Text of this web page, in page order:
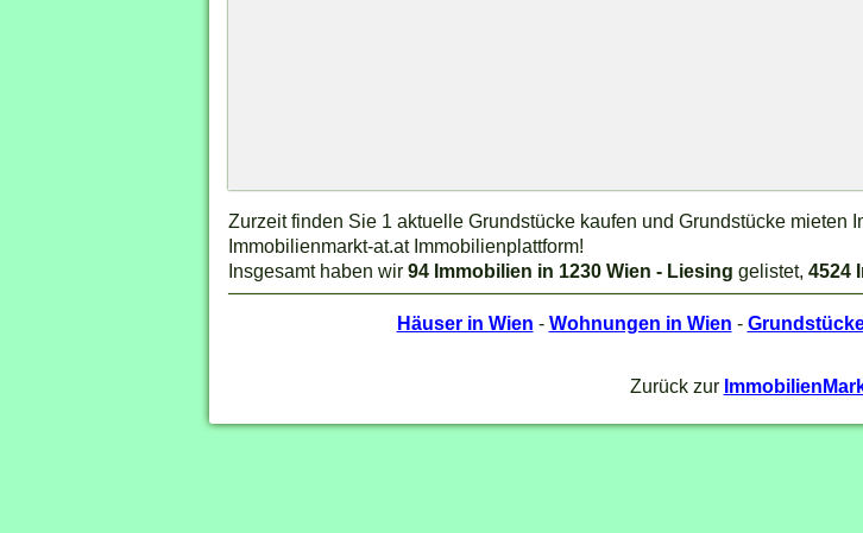
Zurzeit finden Sie 1 aktuelle Grundstücke kaufen und Grundstücke mieten
Immobilienmarkt-at.at Immobilienplattform!
Insgesamt haben wir 94 Immobilien in 1230 Wien - Liesing gelistet, 4524
Häuser in Wien - Wohnungen in Wien -
Zurück zur